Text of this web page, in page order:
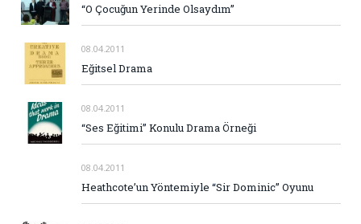
“O Çocuğun Yerinde Olsaydım”
08.04.2011
Eğitsel Drama
08.04.2011
“Ses Eğitimi” Konulu Drama Örneği
08.04.2011
Heathcote’un Yöntemiyle “Sir Dominic” Oyunu